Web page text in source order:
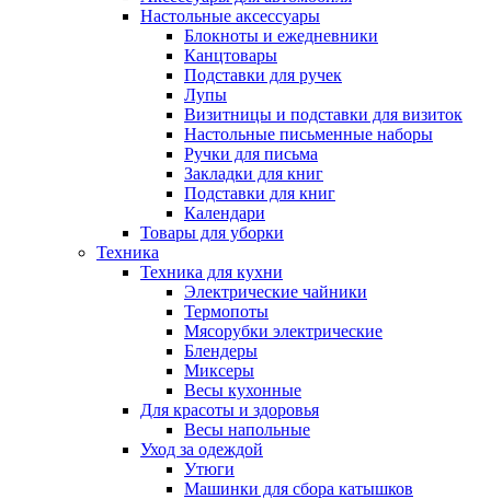
Настольные аксессуары
Блокноты и ежедневники
Канцтовары
Подставки для ручек
Лупы
Визитницы и подставки для визиток
Настольные письменные наборы
Ручки для письма
Закладки для книг
Подставки для книг
Календари
Товары для уборки
Техника
Техника для кухни
Электрические чайники
Термопоты
Мясорубки электрические
Блендеры
Миксеры
Весы кухонные
Для красоты и здоровья
Весы напольные
Уход за одеждой
Утюги
Машинки для сбора катышков